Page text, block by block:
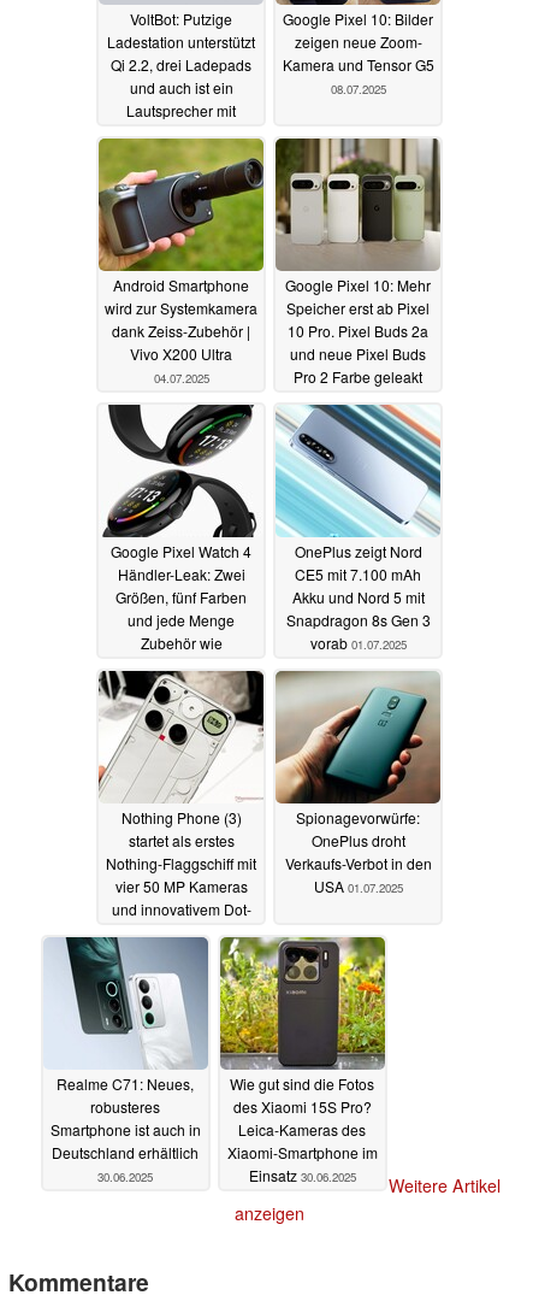
VoltBot: Putzige
Ladestation unterstützt
Qi 2.2, drei Ladepads
und auch ist ein
Lautsprecher mit
Touchscreen12.08.2025
Google Pixel 10: Bilder
zeigen neue Zoom-
Kamera und Tensor G5
08.07.2025
Android Smartphone
wird zur Systemkamera
dank Zeiss-Zubehör |
Vivo X200 Ultra
04.07.2025
Google Pixel 10: Mehr
Speicher erst ab Pixel
10 Pro. Pixel Buds 2a
und neue Pixel Buds
Pro 2 Farbe geleakt
04.07.2025
Google Pixel Watch 4
Händler-Leak: Zwei
Größen, fünf Farben
und jede Menge
Zubehör wie
Armbänder geplant
04.07.2025
OnePlus zeigt Nord
CE5 mit 7.100 mAh
Akku und Nord 5 mit
Snapdragon 8s Gen 3
vorab 01.07.2025
Nothing Phone (3)
startet als erstes
Nothing-Flaggschiff mit
vier 50 MP Kameras
und innovativem Dot-
Matrix-Zweitdisplay
Spionagevorwürfe:
OnePlus droht
Verkaufs-Verbot in den
USA 01.07.2025
Realme C71: Neues,
robusteres
Smartphone ist auch in
Deutschland erhältlich
30.06.2025
Wie gut sind die Fotos
des Xiaomi 15S Pro?
Leica-Kameras des
Xiaomi-Smartphone im
Einsatz 30.06.2025
Weitere Artikel
anzeigen
Kommentare